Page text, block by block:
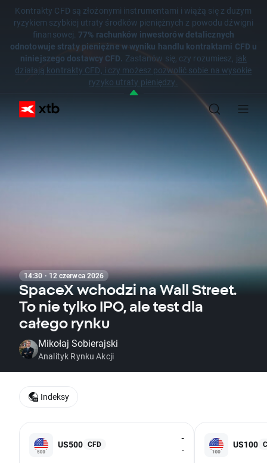
Kontrakty CFD są złożonymi instrumentami i wiążą się z dużym
ryzykiem szybkiej utraty środków pieniężnych z powodu dźwigni
finansowej. 77% rachunków inwestorów detalicznych
odnotowuje straty pieniężne w wyniku handlu kontraktami CFD u
niniejszego dostawcy CFD. Zastanów się, czy rozumiesz, jak
działają kontrakty CFD, i czy możesz pozwolić sobie na wysokie
ryzyko utraty pieniędzy.
14:30 · 12 czerwca 2026
SpaceX wchodzi na Wall Street.
To nie tylko IPO, ale test dla
całego rynku
Mikołaj Sobierajski
Analityk Rynku Akcji
US500 CFD
-
-
US100
Indeksy